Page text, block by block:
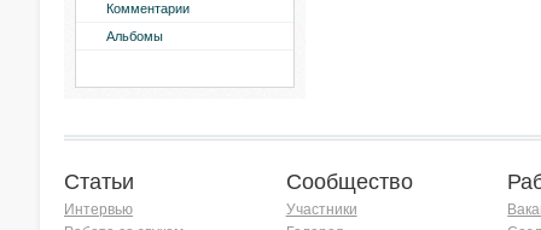
Комментарии
Альбомы
Статьи
Интервью
Сообщество
Участники